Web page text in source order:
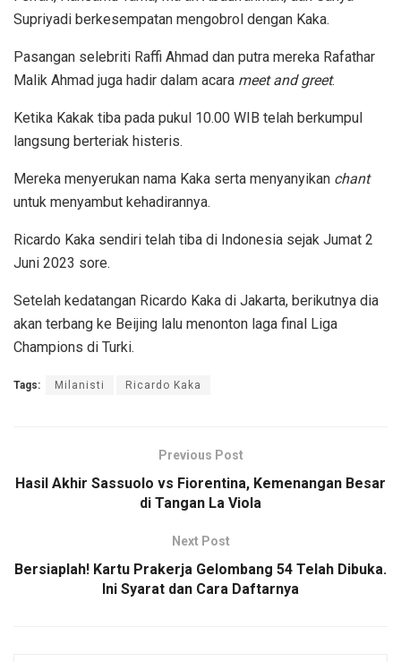
Supriyadi berkesempatan mengobrol dengan Kaka.
Pasangan selebriti Raffi Ahmad dan putra mereka Rafathar
Malik Ahmad juga hadir dalam acara meet and greet.
Ketika Kakak tiba pada pukul 10.00 WIB telah berkumpul
langsung berteriak histeris.
Mereka menyerukan nama Kaka serta menyanyikan chant
untuk menyambut kehadirannya.
Ricardo Kaka sendiri telah tiba di Indonesia sejak Jumat 2
Juni 2023 sore.
Setelah kedatangan Ricardo Kaka di Jakarta, berikutnya dia
akan terbang ke Beijing lalu menonton laga final Liga
Champions di Turki.
Tags: Milanisti Ricardo Kaka
Previous Post
Hasil Akhir Sassuolo vs Fiorentina, Kemenangan Besar
di Tangan La Viola
Next Post
Bersiaplah! Kartu Prakerja Gelombang 54 Telah Dibuka.
Ini Syarat dan Cara Daftarnya